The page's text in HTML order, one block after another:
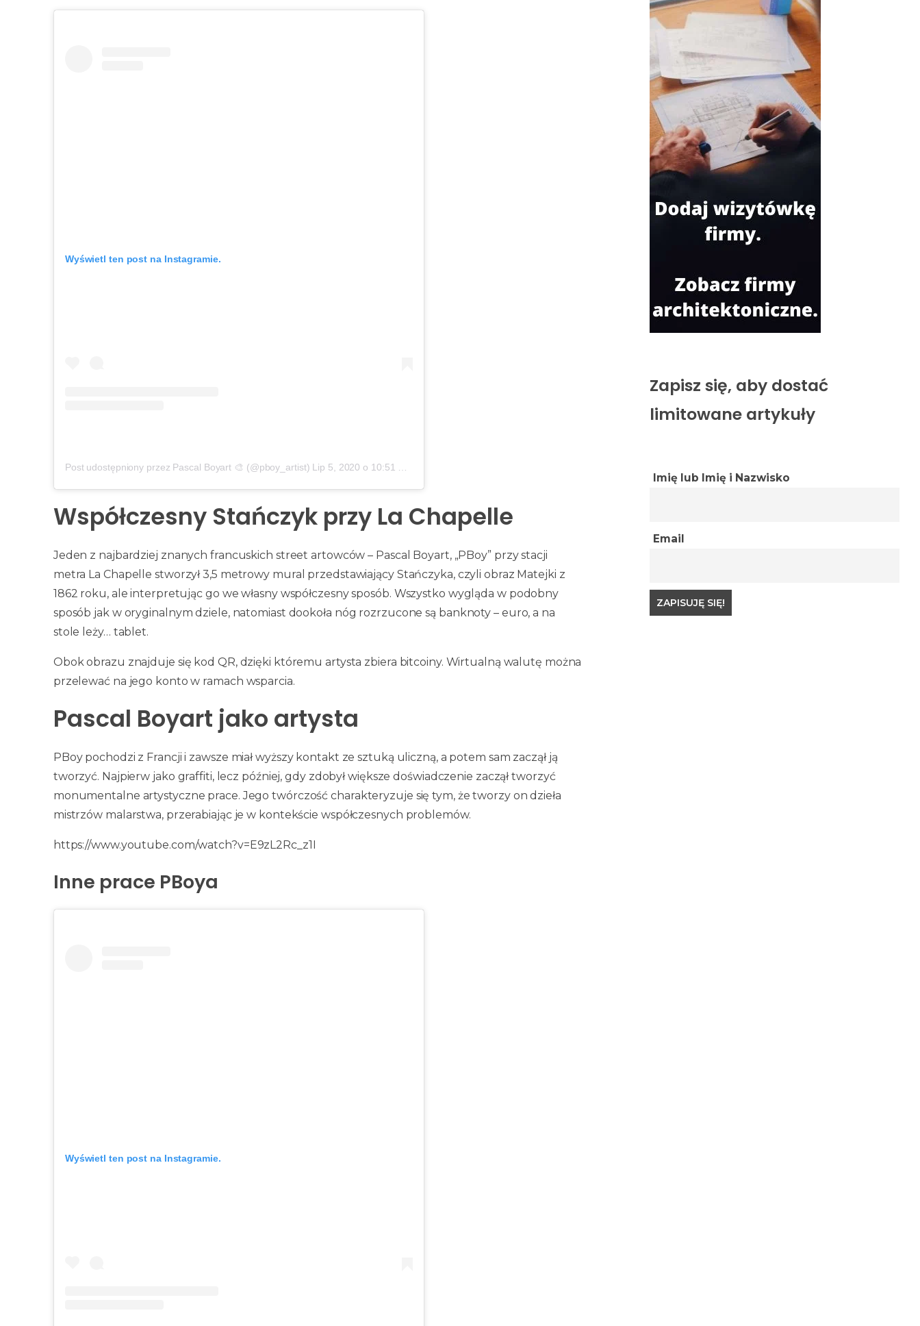
Wyświetl ten post na Instagramie.
Post udostępniony przez Pascal Boyart 🎨 (@pboy_artist) Lip 5, 2020 o 10:51 PDT
Współczesny Stańczyk przy La Chapelle
Jeden z najbardziej znanych francuskich street artowców – Pascal Boyart, „PBoy” przy stacji
metra La Chapelle stworzył 3,5 metrowy mural przedstawiający Stańczyka, czyli obraz Matejki z
1862 roku, ale interpretując go we własny współczesny sposób. Wszystko wygląda w podobny
sposób jak w oryginalnym dziele, natomiast dookoła nóg rozrzucone są banknoty – euro, a na
stole leży… tablet.
Obok obrazu znajduje się kod QR, dzięki któremu artysta zbiera bitcoiny. Wirtualną walutę można
przelewać na jego konto w ramach wsparcia.
Pascal Boyart jako artysta
PBoy pochodzi z Francji i zawsze miał wyższy kontakt ze sztuką uliczną, a potem sam zaczął ją
tworzyć. Najpierw jako graffiti, lecz później, gdy zdobył większe doświadczenie zaczął tworzyć
monumentalne artystyczne prace. Jego twórczość charakteryzuje się tym, że tworzy on dzieła
mistrzów malarstwa, przerabiając je w kontekście współczesnych problemów.
https://www.youtube.com/watch?v=E9zL2Rc_z1I
Inne prace PBoya
Wyświetl ten post na Instagramie.
Zapisz się, aby dostać
limitowane artykuły
Imię lub Imię i Nazwisko
Email